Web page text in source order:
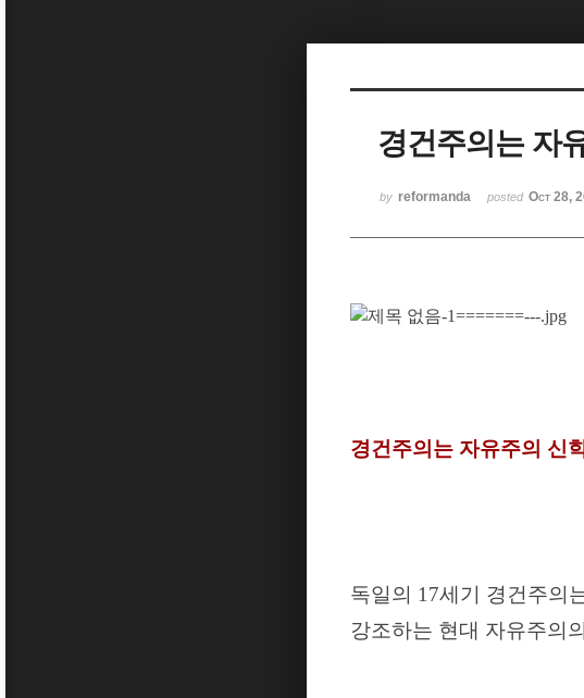
경건주의는 자
by reformanda posted Oct 28,
경건주의는 자유주의 신
독일의 17세기 경건주의
강조하는 현대 자유주의
Sketchbook5, 스케치북5
Sketchbook5, 스케치북5